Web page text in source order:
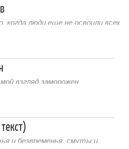
когда люди еще не освоили всех
И говорят, что
видеть ― он едет, весь
голландец… И вот
взгляд заморожен
и безвременья, смуты и